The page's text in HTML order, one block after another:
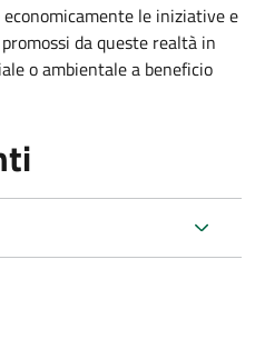
le iniziative e
da queste realtà in
o ambientale a beneficio